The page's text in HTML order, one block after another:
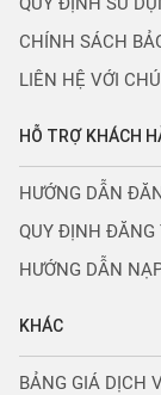
CHÍNH SÁCH
LIÊN HỆ VỚI
HỖ TRỢ KHÁCH
HƯỚNG DẪN
QUY ĐỊNH ĐĂNG
HƯỚNG DẪN
KHÁC
BẢNG GIÁ DỊCH